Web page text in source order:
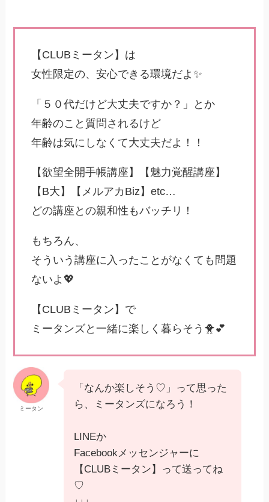
【CLUBミータン】は
女性限定の、安心できる環境だよ✨
「５０代だけど大丈夫ですか？」とか
年齢のこと質問されるけど
年齢は気にしなくて大丈夫だよ！！
【欲望全開手帳講座】【魅力覚醒講座】
【B大】【メルアカBiz】etc…
どの講座との親和性もバッチリ！
もちろん、
そういう講座に入ったことがなくても問題
ないよ💖
【CLUBミータン】で
ミータンズと一緒に楽しく暮らそう🐥💕
ミータン
「なんか楽しそう♡」って思った
ら、ミータンズになろう！
LINEか
Facebookメッセンジャーに
【CLUBミータン】って送ってね
♡